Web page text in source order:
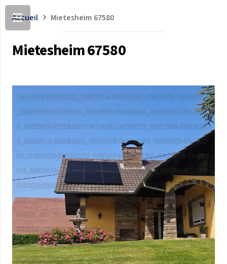
Accueil Mietesheim 67580
Mietesheim 67580